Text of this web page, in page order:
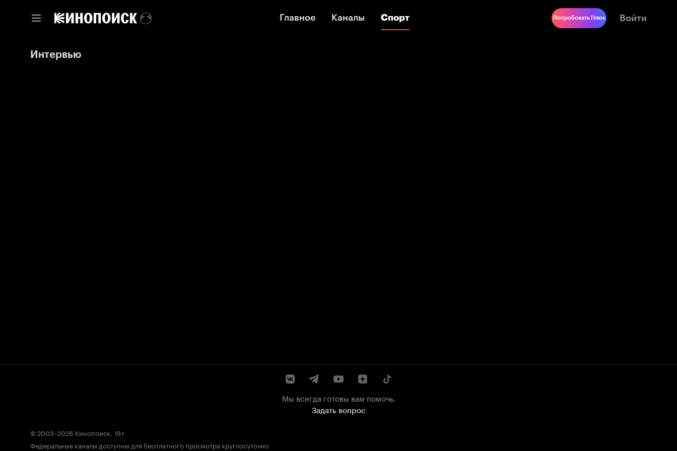
Главное Каналы Спорт
Главное Каналы Спорт Попробовать Плюс Войти
Интервью
Мы всегда готовы вам помочь.
Задать вопрос
© 2003–2026 Кинопоиск. 18+
Федеральные каналы доступны для бесплатного просмотра круглосуточно